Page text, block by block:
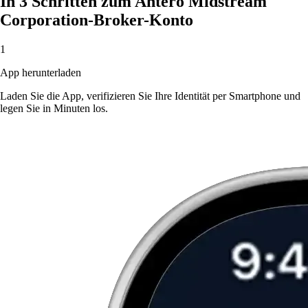
Corporation-Broker-Konto
1
App herunterladen
Laden Sie die App, verifizieren Sie Ihre Identität per Smartphone und
legen Sie in Minuten los.